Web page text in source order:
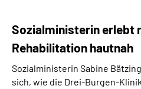
Mein
Sozialministerin erlebt
Rehabilitation hautnah
Sozialministerin Sabine
sich, wie die Drei-Burgen-